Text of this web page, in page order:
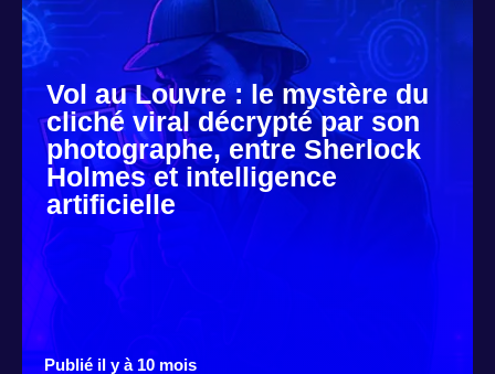
Vol au Louvre : le mystère du
cliché viral décrypté par son
photographe, entre Sherlock
Holmes et intelligence
artificielle
Publié il y à 10 mois